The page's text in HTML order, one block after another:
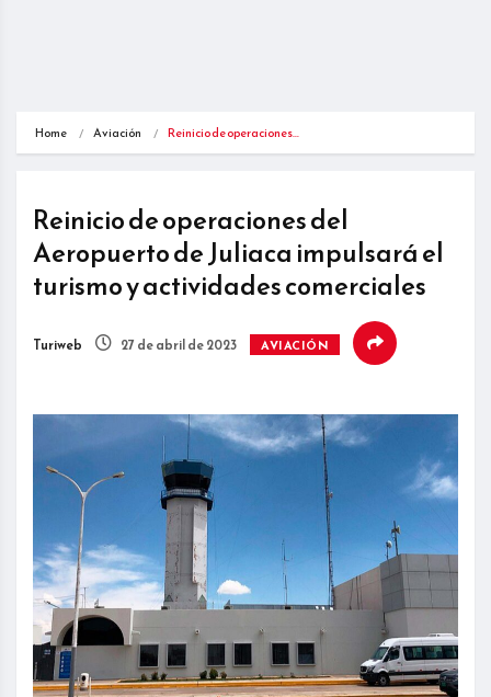
Home Aviación Reinicio de operaciones…
Reinicio de operaciones del
Aeropuerto de Juliaca impulsará el
turismo y actividades comerciales
Turiweb 27 de abril de 2023 AVIACIÓN